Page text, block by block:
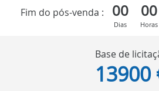
Fim do pós-venda :
00
Dias
00
Horas
Base de
13900